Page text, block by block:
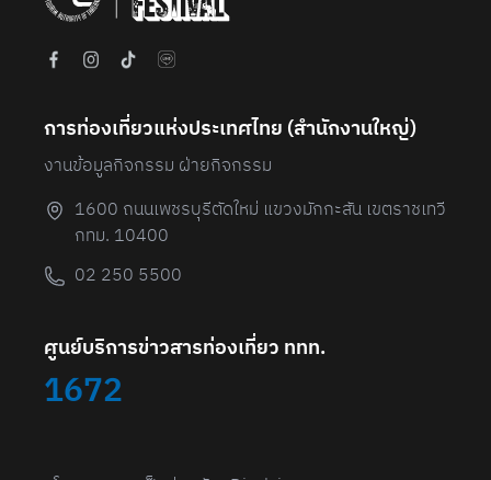
การท่องเที่ยวแห่งประเทศไทย (สํานักงานใหญ่)
งานข้อมูลกิจกรรม ฝ่ายกิจกรรม
1600 ถนนเพชรบุรีตัดใหม่ แขวงมักกะสัน เขตราชเทวี
กทม. 10400
02 250 5500
ศูนย์บริการข่าวสารท่องเที่ยว ททท.
1672